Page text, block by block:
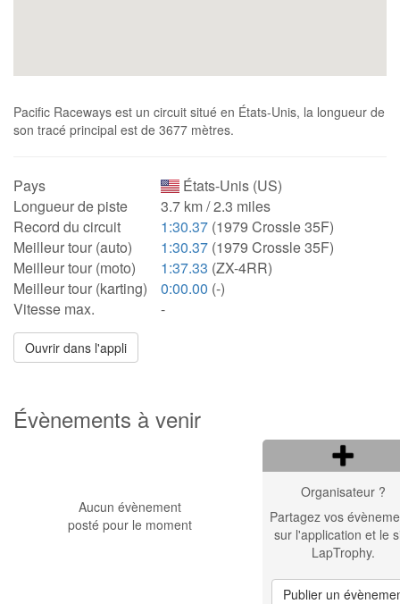
Pacific Raceways est un circuit situé en États-Unis, la longueur de
son tracé principal est de 3677 mètres.
Pays
États-Unis (US)
Longueur de piste
3.7 km / 2.3 miles
Record du circuit
1:30.37 (1979 Crossle 35F)
Meilleur tour (auto)
1:30.37 (1979 Crossle 35F)
Meilleur tour (moto)
1:37.33 (ZX-4RR)
Meilleur tour (karting)
0:00.00 (-)
Vitesse max.
-
Ouvrir dans l'appli
Évènements à venir
Aucun évènement
posté pour le moment
Organisateur ?
Partagez vos
sur l'application et le
LapTrophy.
Publier un